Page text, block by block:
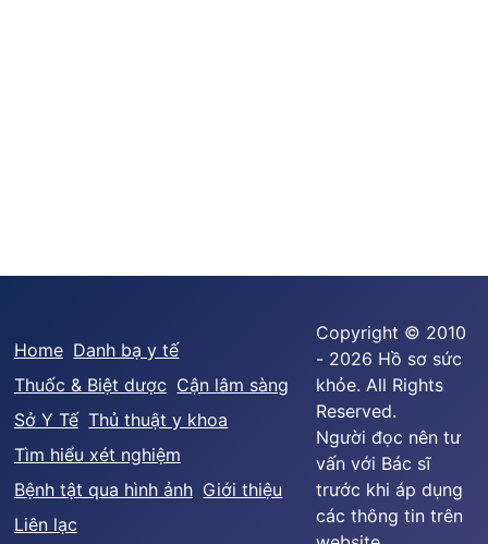
Home Danh bạ y tế
Thuốc & Biệt dược Cận lâm sàng
Sở Y Tế Thủ thuật y khoa
Tìm hiểu xét nghiệm
Bệnh tật qua hình ảnh Giới thiệu
Liên lạc
Copyright © 2010
- 2026 Hồ sơ sức
khỏe. All Rights
Reserved.
Người đọc nên tư
vấn với Bác sĩ
trước khi áp dụng
các thông tin trên